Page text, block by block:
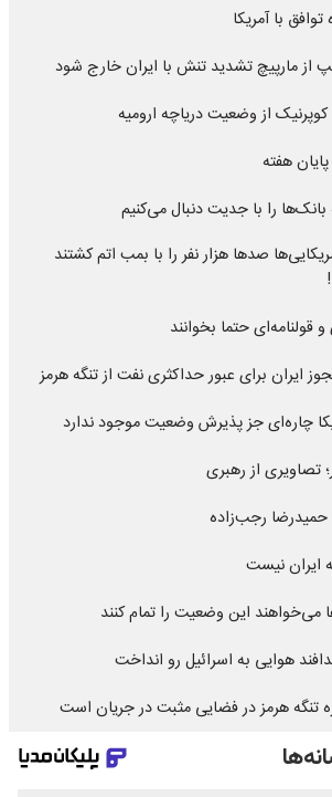
با آمریکا
از مارپیچ تشدید تنش با ایران خارج شود
کوپرنیک از وضعیت دریاچه ارومیه
هفته
بانک‌ها را با جدیت دنبال می‌کنیم
صدها هزار نفر را با بمب اتم کشتند
قولنامه‌ای حتما بخوانند
ایران برای عبور حداکثری نفت از تنگه هرمز
چاره‌ای جز پذیرش وضعیت موجود ندارد
تصاویری از رهبری
ایران نیست
می‌خواهند این وضعیت را تمام کنند
هوایی به اسرائیل رو انداخت
تنگه هرمز در فضایی مثبت در جریان است